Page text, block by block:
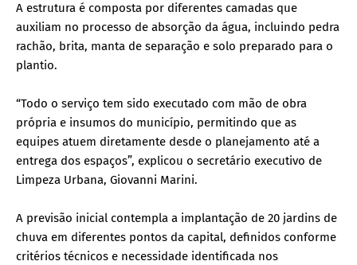
A estrutura é composta por diferentes camadas que
auxiliam no processo de absorção da água, incluindo pedra
rachão, brita, manta de separação e solo preparado para o
plantio.
“Todo o serviço tem sido executado com mão de obra
própria e insumos do município, permitindo que as
equipes atuem diretamente desde o planejamento até a
entrega dos espaços”, explicou o secretário executivo de
Limpeza Urbana, Giovanni Marini.
A previsão inicial contempla a implantação de 20 jardins de
chuva em diferentes pontos da capital, definidos conforme
critérios técnicos e necessidade identificada nos